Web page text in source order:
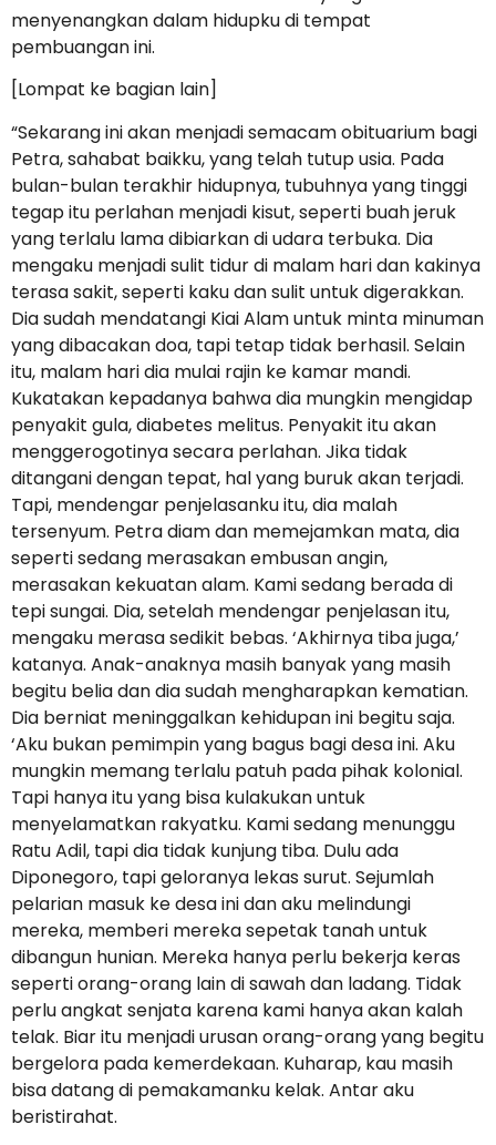
menyenangkan dalam hidupku di tempat
pembuangan ini.
[Lompat ke bagian lain]
“Sekarang ini akan menjadi semacam obituarium bagi
Petra, sahabat baikku, yang telah tutup usia. Pada
bulan-bulan terakhir hidupnya, tubuhnya yang tinggi
tegap itu perlahan menjadi kisut, seperti buah jeruk
yang terlalu lama dibiarkan di udara terbuka. Dia
mengaku menjadi sulit tidur di malam hari dan kakinya
terasa sakit, seperti kaku dan sulit untuk digerakkan.
Dia sudah mendatangi Kiai Alam untuk minta minuman
yang dibacakan doa, tapi tetap tidak berhasil. Selain
itu, malam hari dia mulai rajin ke kamar mandi.
Kukatakan kepadanya bahwa dia mungkin mengidap
penyakit gula, diabetes melitus. Penyakit itu akan
menggerogotinya secara perlahan. Jika tidak
ditangani dengan tepat, hal yang buruk akan terjadi.
Tapi, mendengar penjelasanku itu, dia malah
tersenyum. Petra diam dan memejamkan mata, dia
seperti sedang merasakan embusan angin,
merasakan kekuatan alam. Kami sedang berada di
tepi sungai. Dia, setelah mendengar penjelasan itu,
mengaku merasa sedikit bebas. ‘Akhirnya tiba juga,’
katanya. Anak-anaknya masih banyak yang masih
begitu belia dan dia sudah mengharapkan kematian.
Dia berniat meninggalkan kehidupan ini begitu saja.
‘Aku bukan pemimpin yang bagus bagi desa ini. Aku
mungkin memang terlalu patuh pada pihak kolonial.
Tapi hanya itu yang bisa kulakukan untuk
menyelamatkan rakyatku. Kami sedang menunggu
Ratu Adil, tapi dia tidak kunjung tiba. Dulu ada
Diponegoro, tapi geloranya lekas surut. Sejumlah
pelarian masuk ke desa ini dan aku melindungi
mereka, memberi mereka sepetak tanah untuk
dibangun hunian. Mereka hanya perlu bekerja keras
seperti orang-orang lain di sawah dan ladang. Tidak
perlu angkat senjata karena kami hanya akan kalah
telak. Biar itu menjadi urusan orang-orang yang begitu
bergelora pada kemerdekaan. Kuharap, kau masih
bisa datang di pemakamanku kelak. Antar aku
beristirahat.